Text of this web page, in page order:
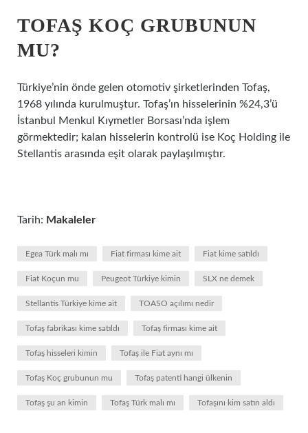
TOFAŞ KOÇ GRUBUNUN
MU?
Türkiye’nin önde gelen otomotiv şirketlerinden Tofaş,
1968 yılında kurulmuştur. Tofaş’ın hisselerinin %24,3’ü
İstanbul Menkul Kıymetler Borsası’nda işlem
görmektedir; kalan hisselerin kontrolü ise Koç Holding ile
Stellantis arasında eşit olarak paylaşılmıştır.
Tarih: Makaleler
Egea Türk malı mı Fiat firması kime ait Fiat kime satıldı
Fiat Koçun mu Peugeot Türkiye kimin SLX ne demek
Stellantis Türkiye kime ait TOASO açılımı nedir
Tofaş fabrikası kime satıldı Tofaş firması kime ait
Tofaş hisseleri kimin Tofaş ile Fiat aynı mı
Tofaş Koç grubunun mu Tofaş patenti hangi ülkenin
Tofaş şu an kimin Tofaş Türk malı mı Tofaşını kim satın aldı